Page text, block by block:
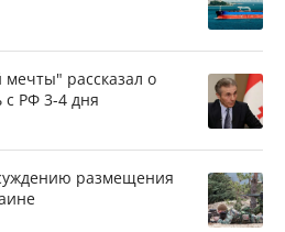
мечты" рассказал о
с РФ 3-4 дня
размещения